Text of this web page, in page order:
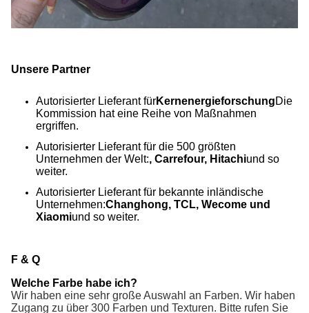
Unsere Partner
Autorisierter Lieferant fürKernenergieforschungDie
Kommission hat eine Reihe von Maßnahmen
ergriffen.
Autorisierter Lieferant für die 500 größten
Unternehmen der Welt:, Carrefour, Hitachiund so
weiter.
Autorisierter Lieferant für bekannte inländische
Unternehmen:Changhong, TCL, Wecome und
Xiaomiund so weiter.
F & Q
Welche Farbe habe ich?
Wir haben eine sehr große Auswahl an Farben. Wir haben
Zugang zu über 300 Farben und Texturen. Bitte rufen Sie